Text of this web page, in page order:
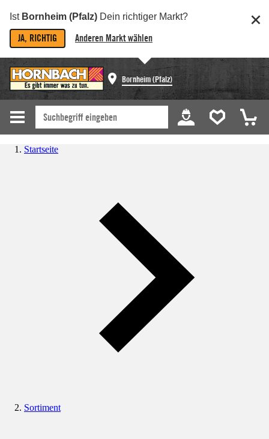
Ist Bornheim (Pfalz) Dein richtiger Markt?
JA, RICHTIG Anderen Markt wählen
Bornheim (Pfalz)
Startseite
Sortiment